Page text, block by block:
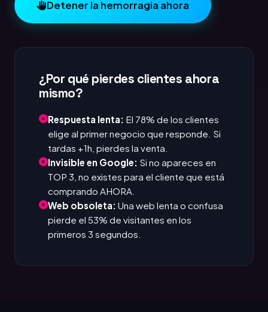
Detener la hemorragia ahora
¿Por qué pierdes clientes ahora
mismo?
Respuesta lenta: El 78% de los clientes
elige al primer negocio que responde. Si
tardas +1h, pierdes la venta.
Invisible en Google: Si no apareces en
TOP 3, no existes para el cliente que está
comprando AHORA.
Web obsoleta: Una web lenta o confusa
pierde el 53% de visitantes en los
primeros 3 segundos.